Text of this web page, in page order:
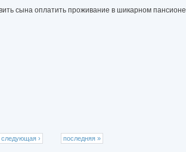
сына оплатить проживание в шикарном пансионе
следующая › последняя »